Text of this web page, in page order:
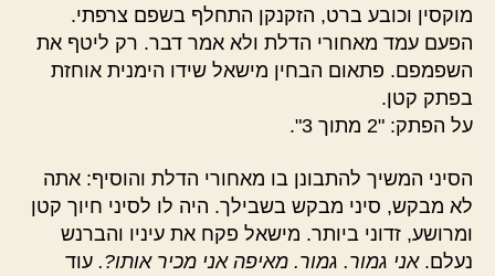
מוקסין וכובע ברט, הזקנקן התחלף בשפם צרפתי.
הפעם עמד מאחורי הדלת ולא אמר דבר. רק ליטף את
השפמפם. פתאום הבחין מישאל שידו הימנית אוחזת
בפתק קטן.
על הפתק: "2 מתוך 3".
הסיני המשיך להתבונן בו מאחורי הדלת והוסיף: אתה
לא מבקש, סיני מבקש בשבילך. היה לו לסיני חיוך קטן
ומרושע, זדוני ביותר. מישאל פקח את עיניו והברנש
נעלם.אני גמור. גמור. מאיפה אני מכיר אותו?. עוד